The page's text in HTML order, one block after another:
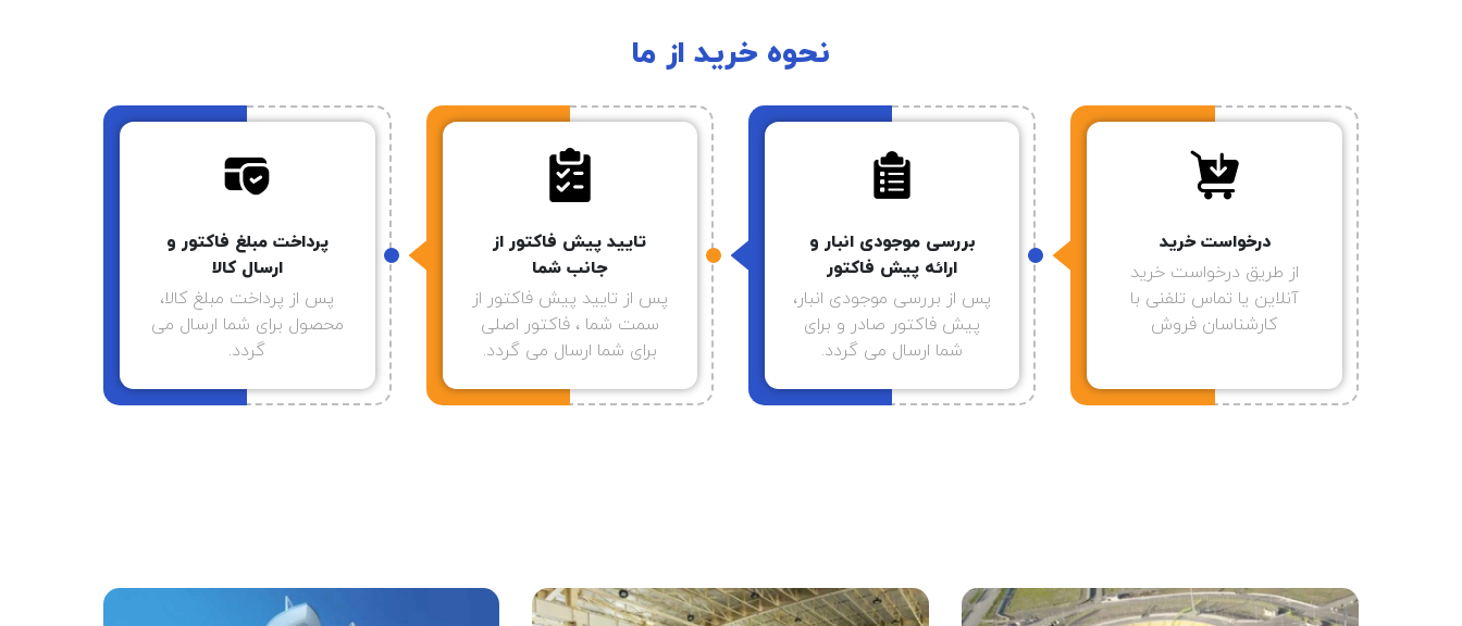
نحوه خرید از ما
درخواست خرید
از طریق درخواست خرید
آنلاین یا تماس تلفنی با
کارشناسان فروش
بررسی موجودی انبار و
ارائه پیش فاکتور
پس از بررسی موجودی انبار،
پیش فاکتور صادر و برای
شما ارسال می گردد.
تایید پیش فاکتور از
جانب شما
پس از تایید پیش فاکتور از
سمت شما ، فاکتور اصلی
برای شما ارسال می گردد.
پرداخت مبلغ فاکتور و
ارسال کالا
پس از پرداخت مبلغ کالا،
محصول برای شما ارسال می
گردد.